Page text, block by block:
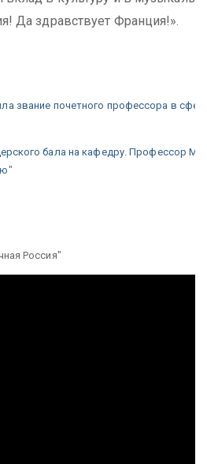
Да здравствует Франция!».
звание почетного профессора в
бала на кафедру. Профессор
"
Россия"